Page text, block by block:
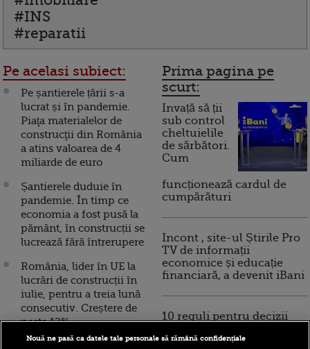
#INS
#reparatii
Pe acelasi subiect:
Pe șantierele țării s-a
lucrat și în pandemie.
Piaţa materialelor de
construcţii din România
a atins valoarea de 4
miliarde de euro
Șantierele duduie în
pandemie. În timp ce
economia a fost pusă la
pământ, în construcții se
lucrează fără întrerupere
România, lider în UE la
lucrări de construcții în
iulie, pentru a treia lună
consecutiv. Creștere de
peste 12%
Prima pagina pe
scurt:
Invață să ții
sub control
cheltuielile
de sărbători.
Cum
funcționează cardul de
cumpărături
Incont , site-ul Știrile Pro
TV de informații
economice și educație
financiară, a devenit iBani
10 reguli pentru decizii
Nouă ne pasă ca datele tale personale să rămână confidențiale